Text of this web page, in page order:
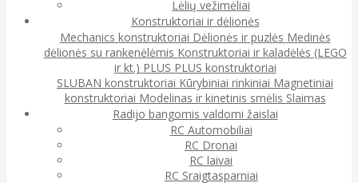
Lėlių vežimėliai
Konstruktoriai ir dėlionės
Mechanics konstruktoriai Dėlionės ir puzlės Medinės
dėlionės su rankenėlėmis Konstruktoriai ir kaladėlės (LEGO
ir kt.) PLUS PLUS konstruktoriai
SLUBAN konstruktoriai Kūrybiniai rinkiniai Magnetiniai
konstruktoriai Modelinas ir kinetinis smėlis Slaimas
Radijo bangomis valdomi žaislai
RC Automobiliai
RC Dronai
RC laivai
RC Sraigtasparniai